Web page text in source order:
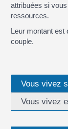
attribuées si
ressources.
Leur montant est
couple.
Vous vivez
Vous vivez